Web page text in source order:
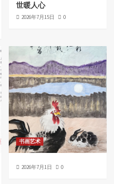
世暖人心
2026年7月15日 0
书画艺术
2026年7月1日 0